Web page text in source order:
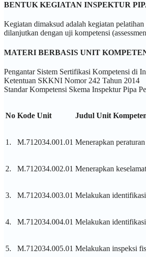
BENTUK KEGIATAN INSPEKTUR
Kegiatan dimaksud adalah kegiatan
dilanjutkan dengan uji kompetensi
MATERI BERBASIS UNIT
Pengantar Sistem Sertifikasi Kompetensi di
Ketentuan SKKNI Nomor 242 Tahun 2014
Standar Kompetensi Skema Inspektur Pipa
No Kode Unit Judul Unit
1. M.712034.001.01 Menerapkan
2. M.712034.002.01 Menerapkan
3. M.712034.003.01 Melakukan
4. M.712034.004.01 Melakukan
5. M.712034.005.01 Melakukan inspeksi